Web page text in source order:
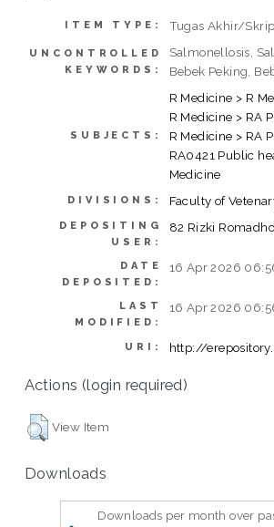
ITEM TYPE: Tugas Akhir/
UNCONTROLLED
KEYWORDS:
Salmonellosis,
Bebek Peking,
SUBJECTS:
R Medicine > R
R Medicine > RA
R Medicine > RA
RA0421 Public
Medicine
DIVISIONS: Faculty of
DEPOSITING
USER:
82 Rizki
DATE
DEPOSITED:
16 Apr 2026
LAST
MODIFIED:
16 Apr 2026
URI: http://
Actions (login required)
View Item
Downloads
Downloads per month over